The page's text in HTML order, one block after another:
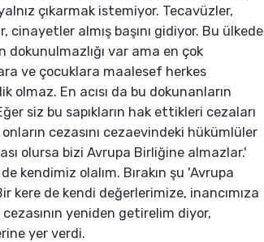
çıkarmak istemiyor. Tecavüzler,
cinayetler almış başını gidiyor. Bu ülkede
dokunulmazlığı var ama en çok
ve çocuklara maalesef herkes
olmaz. En acısı da bu dokunanların
siz bu sapıkların hak ettikleri cezaları
cezasını cezaevindeki hükümlüler
olursa bizi Avrupa Birliğine almazlar.'
kendimiz olalım. Bırakın şu 'Avrupa
kere de kendi değerlerimize, inancımıza
yeniden getirelim diyor,
yer verdi.